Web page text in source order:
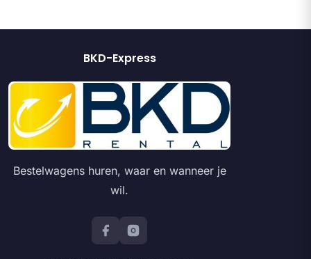
BKD-Express
Bestelwagens huren, waar en wanneer je
wil.